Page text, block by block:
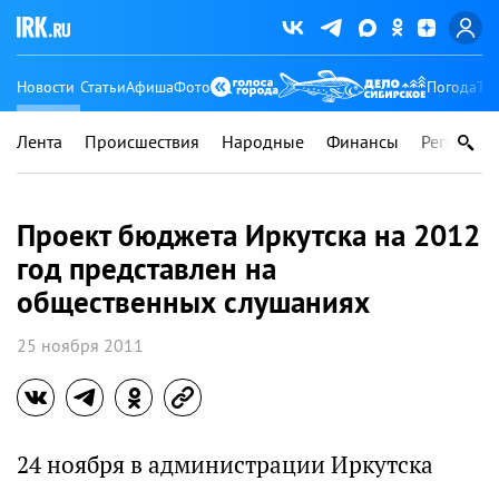
Новости СтатьиАфишаФото Погода
Лента Происшествия Народные Финансы Регионы
Проект бюджета Иркутска на 2012
год представлен на
общественных слушаниях
25 ноября 2011
24 ноября в администрации Иркутска